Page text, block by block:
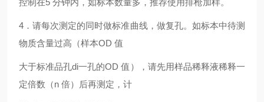
控制在5 分钟内，如标本数量多，推荐使用排枪加样。
4．请每次测定的同时做标准曲线，做复孔。如标本中待测
物质含量过高（样本OD 值
大于标准品孔di一孔的OD 值），请先用样品稀释液稀释一
定倍数（n 倍）后再测定，计